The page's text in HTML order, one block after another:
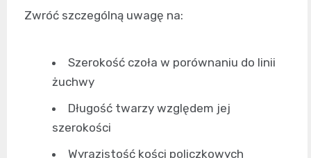
Zwróć szczególną uwagę na:
Szerokość czoła w porównaniu do linii
żuchwy
Długość twarzy względem jej
szerokości
Wyrazistość kości policzkowych